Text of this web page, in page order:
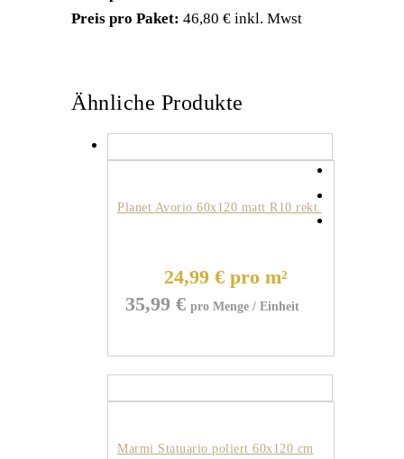
Preis pro Paket: 46,80 € inkl. Mwst
Ähnliche Produkte
Planet Avorio 60x120 matt R10 rekt.
24,99 € pro m²
35,99 €
Marmi Statuario poliert 60x120 cm